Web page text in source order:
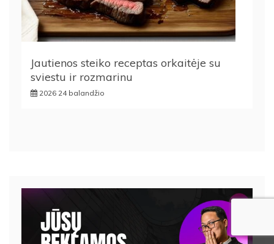
Jautienos steiko receptas orkaitėje su
sviestu ir rozmarinu
2026 24 balandžio